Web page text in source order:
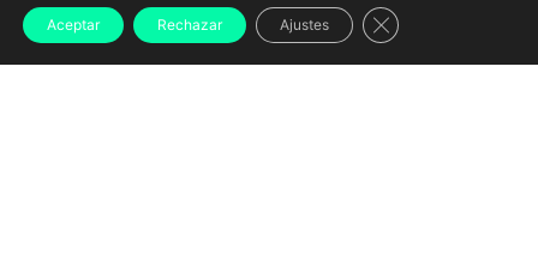
Imagen del proyecto de restauración do Monte Viso en
colaboración con la entidad | CEGASAL
Aceptar Rechazar Ajustes Cerrar el banner de